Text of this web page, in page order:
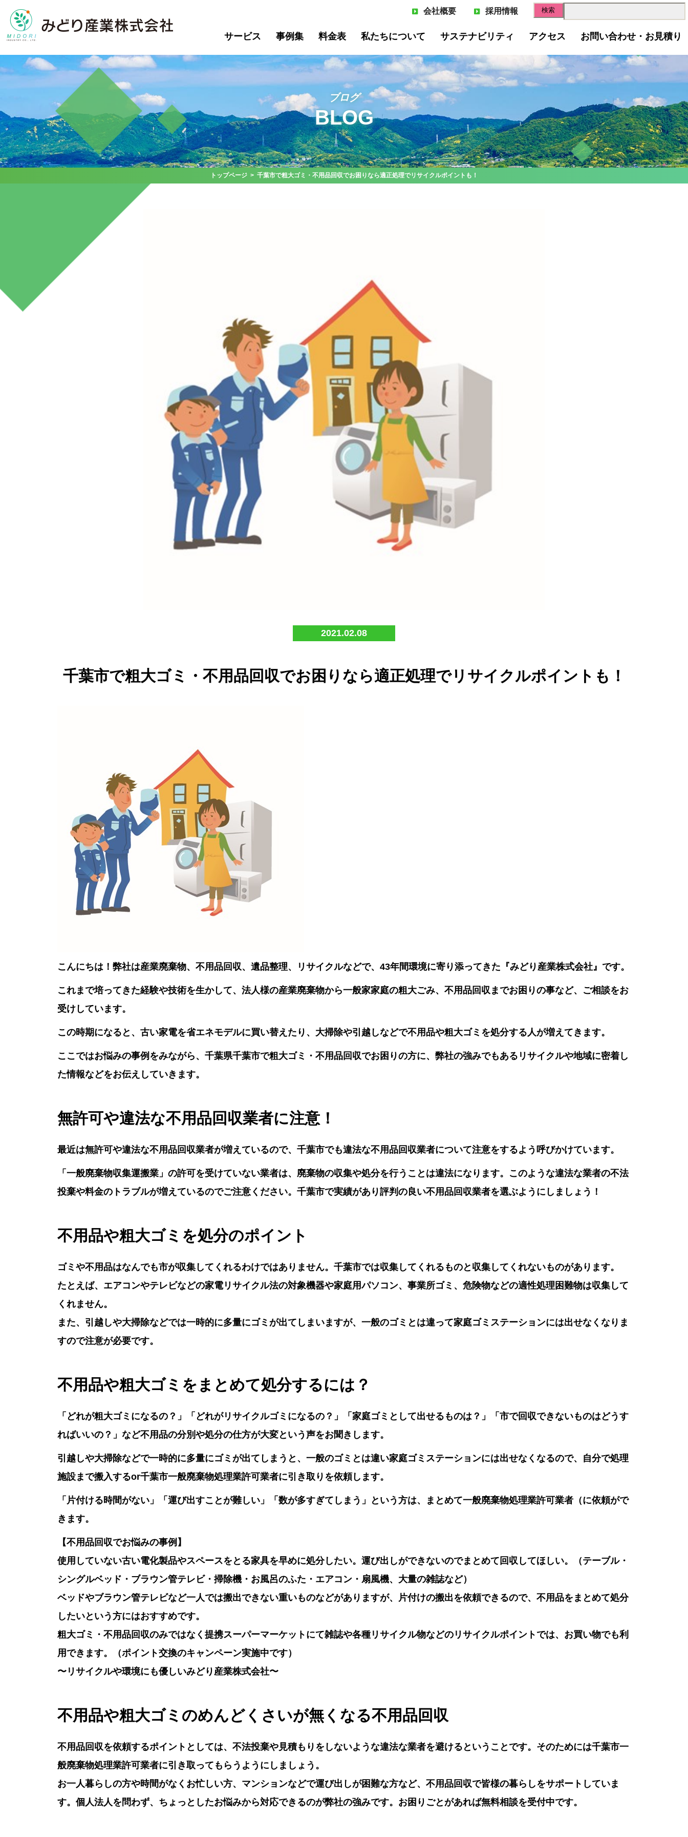
サービス
サービス
真の循環型社会構築のため、廃
棄物を資源として可能な限りリ
サイクルすることを目指してい
ます。
小売業向けリサイクル 飲食系廃棄物リサイクル オフィスゴミのリサイクル
粗大ごみ・不用品回収
事例集
事例集
サービスを導入して、自然にや
さしく
どれだけコストを抑える事が出
来たのかを
事例集 よくある質問
料金表 私たちについて
私たちについ
みどり産業のことやメンバーの
紹介
コンプライアンスや新規授業に
私たちについて メンバー紹介
サステナビリティ アクセス お問い合わせ・お見積り
会社概要 採用情報
ブログ
BLOG
トップページ> 千葉市で粗大ゴミ・不用品回収でお困りなら適正処理でリサイクルポイントも！
2021.02.08
千葉市で粗大ゴミ・不用品回収でお困りなら適正処理でリサイクルポイントも！
こんにちは！弊社は産業廃棄物、不用品回収、遺品整理、リサイクルなどで、43年間環境に寄り添ってきた『みどり産業株式会社』です。
これまで培ってきた経験や技術を生かして、法人様の産業廃棄物から一般家家庭の粗大ごみ、不用品回収までお困りの事など、ご相談をお
受けしています。
この時期になると、古い家電を省エネモデルに買い替えたり、大掃除や引越しなどで不用品や粗大ゴミを処分する人が増えてきます。
ここではお悩みの事例をみながら、千葉県千葉市で粗大ゴミ・不用品回収でお困りの方に、弊社の強みでもあるリサイクルや地域に密着し
た情報などをお伝えしていきます。
無許可や違法な不用品回収業者に注意！
最近は無許可や違法な不用品回収業者が増えているので、千葉市でも違法な不用品回収業者について注意をするよう呼びかけています。
「一般廃棄物収集運搬業」の許可を受けていない業者は、廃棄物の収集や処分を行うことは違法になります。このような違法な業者の不法
投棄や料金のトラブルが増えているのでご注意ください。千葉市で実績があり評判の良い不用品回収業者を選ぶようにしましょう！
不用品や粗大ゴミを処分のポイント
ゴミや不用品はなんでも市が収集してくれるわけではありません。千葉市では収集してくれるものと収集してくれないものがあります。
たとえば、エアコンやテレビなどの家電リサイクル法の対象機器や家庭用パソコン、事業所ゴミ、危険物などの適性処理困難物は収集して
くれません。
また、引越しや大掃除などでは一時的に多量にゴミが出てしまいますが、一般のゴミとは違って家庭ゴミステーションには出せなくなりま
すので注意が必要です。
不用品や粗大ゴミをまとめて処分するには？
「どれが粗大ゴミになるの？」「どれがリサイクルゴミになるの？」「家庭ゴミとして出せるものは？」「市で回収できないものはどうす
ればいいの？」など不用品の分別や処分の仕方が大変という声をお聞きします。
引越しや大掃除などで一時的に多量にゴミが出てしまうと、一般のゴミとは違い家庭ゴミステーションには出せなくなるので、自分で処理
施設まで搬入するor千葉市一般廃棄物処理業許可業者に引き取りを依頼します。
「片付ける時間がない」「運び出すことが難しい」「数が多すぎてしまう」という方は、まとめて一般廃棄物処理業許可業者（に依頼がで
きます。
【不用品回収でお悩みの事例】
使用していない古い電化製品やスペースをとる家具を早めに処分したい。運び出しができないのでまとめて回収してほしい。（テーブル・
シングルベッド・ブラウン管テレビ・掃除機・お風呂のふた・エアコン・扇風機、大量の雑誌など）
ベッドやブラウン管テレビなど一人では搬出できない重いものなどがありますが、片付けの搬出を依頼できるので、不用品をまとめて処分
したいという方にはおすすめです。
粗大ゴミ・不用品回収のみではなく提携スーパーマーケットにて雑誌や各種リサイクル物などのリサイクルポイントでは、お買い物でも利
用できます。（ポイント交換のキャンペーン実施中です）
〜リサイクルや環境にも優しいみどり産業株式会社〜
不用品や粗大ゴミのめんどくさいが無くなる不用品回収
不用品回収を依頼するポイントとしては、不法投棄や見積もりをしないような違法な業者を避けるということです。そのためには千葉市一
般廃棄物処理業許可業者に引き取ってもらうようにしましょう。
お一人暮らしの方や時間がなくお忙しい方、マンションなどで運び出しが困難な方など、不用品回収で皆様の暮らしをサポートしていま
す。個人法人を問わず、ちょっとしたお悩みから対応できるのが弊社の強みです。お困りごとがあれば無料相談を受付中です。